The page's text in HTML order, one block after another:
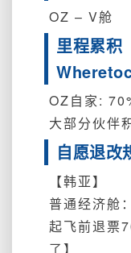
OZ – V舱
里程累积
OZ自家:
大部分伙伴
自愿退改
【韩亚】
普通经济舱：
起飞前退票
了】